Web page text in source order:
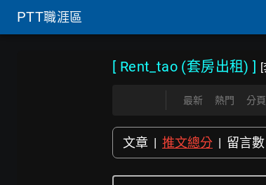
PTT職涯區
[ Rent_tao (套房出租) ]
最新 熱門 分
文章 | 推文總分 | 留言數